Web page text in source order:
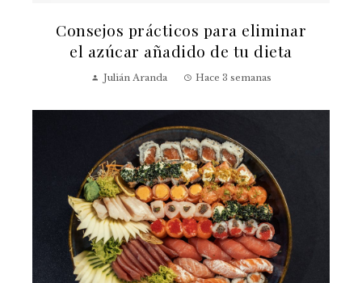
Consejos prácticos para eliminar
el azúcar añadido de tu dieta
Julián Aranda Hace 3 semanas